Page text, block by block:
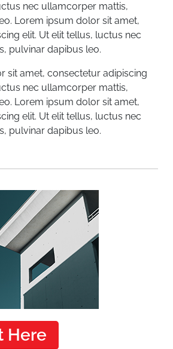
nec ullamcorper mattis,
Lorem ipsum dolor sit amet,
elit. Ut elit tellus, luctus nec
pulvinar dapibus leo.
sit amet, consectetur adipiscing
nec ullamcorper mattis,
Lorem ipsum dolor sit amet,
elit. Ut elit tellus, luctus nec
pulvinar dapibus leo.
Here